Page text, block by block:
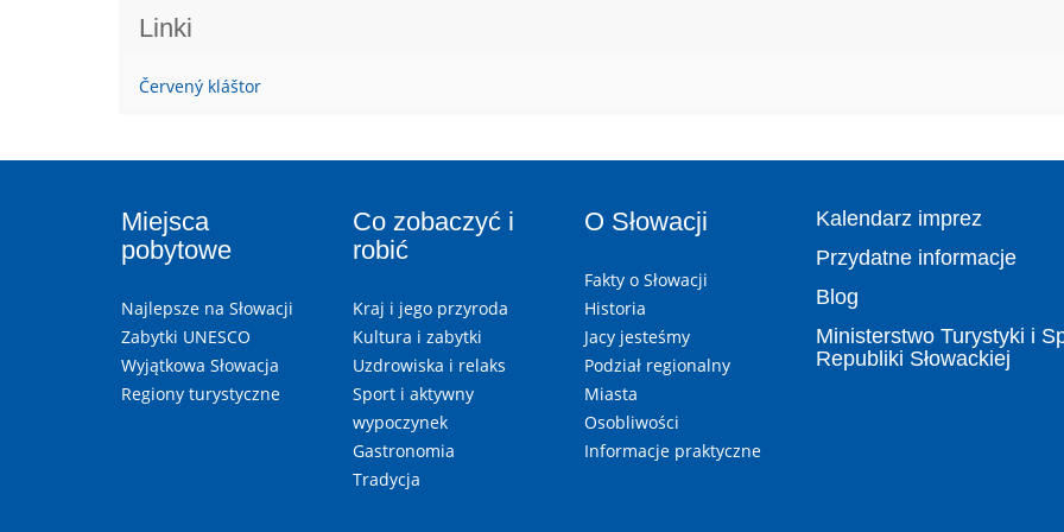
Linki
Červený kláštor
Miejsca
pobytowe
Najlepsze na Słowacji
Zabytki UNESCO
Wyjątkowa Słowacja
Regiony turystyczne
Co zobaczyć i
robić
Kraj i jego przyroda
Kultura i zabytki
Uzdrowiska i relaks
Sport i aktywny
wypoczynek
Gastronomia
Tradycja
O Słowacji
Fakty o Słowacji
Historia
Jacy jesteśmy
Podział regionalny
Miasta
Osobliwości
Informacje praktyczne
Kalendarz imprez
Przydatne informacje
Blog
Ministerstwo Turystyki i
Republiki Słowackiej